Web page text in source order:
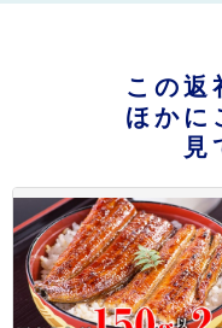
この返
ほかに
見